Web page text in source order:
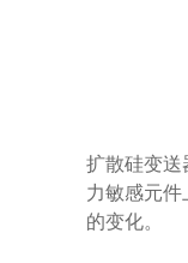
扩散硅变送
力敏感元件
的变化。